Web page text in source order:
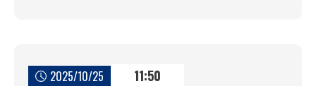
2025/10/25 11:50